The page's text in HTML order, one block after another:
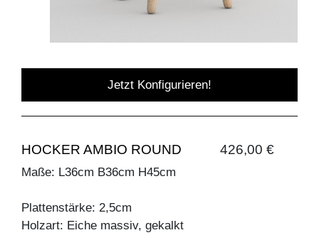
Jetzt Konfigurieren!
HOCKER AMBIO ROUND 426,00 €
Maße: L36cm B36cm H45cm
Plattenstärke: 2,5cm
Holzart: Eiche massiv, gekalkt